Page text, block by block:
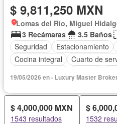
$ 9,811,250 MXN
Lomas del Río, Miguel
3 Recámaras
3.5 Baños
Seguridad
Estacionamiento
Cocina integral
Cuarto de
Recámara
Caseta de vigilancia
Azotea
Permite mascotas
Sin
19/05/2026 en - Luxury Master
$ 4,000,000 MXN
1543 resultados
$
1532